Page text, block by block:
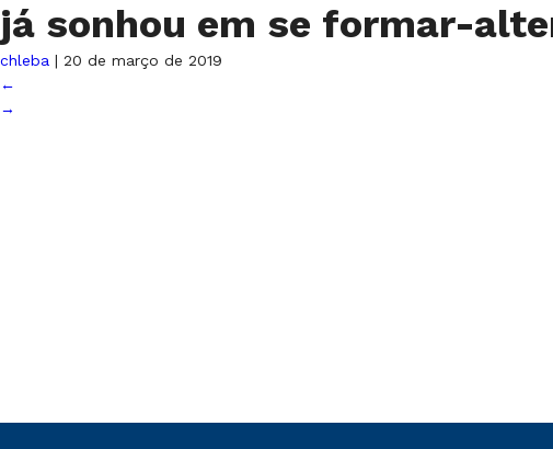
já sonhou em se formar-
chleba | 20 de março de 2019
←
→